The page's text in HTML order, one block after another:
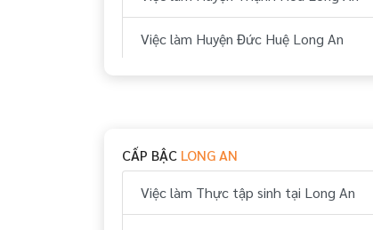
Việc làm Huyện Đức Huệ Long An
Việc làm Huyện Thủ Thừa Long An
Việc làm Huyện Tân Trụ Long An
CẤP BẬC LONG AN
Việc làm Thực tập sinh tại Long An